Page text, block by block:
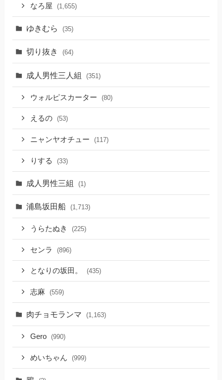
なろ屋 (1,655)
ゆきむら (35)
切り抜き (64)
成人男性三人組 (351)
ウォルピスカーター (80)
えるの (53)
ニャンヤオチュー (117)
りする (33)
成人男性三組 (1)
浦島坂田船 (1,713)
うらたぬき (225)
センラ (896)
となりの坂田。 (435)
志麻 (559)
肉チョモランマ (1,163)
Gero (990)
めいちゃん (999)